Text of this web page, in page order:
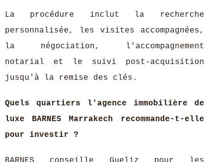
La procédure inclut la recherche
personnalisée, les visites accompagnées,
la négociation, l'accompagnement
notarial et le suivi post-acquisition
jusqu'à la remise des clés.
Quels quartiers l'agence immobilière de
luxe BARNES Marrakech recommande-t-elle
pour investir ?